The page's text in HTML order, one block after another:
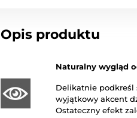
Opis produktu
Naturalny wygląd
Delikatnie podkreśl
wyjątkowy akcent
Ostateczny efekt